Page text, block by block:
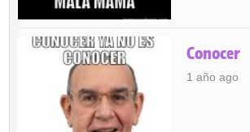
Conocer
1 año ago